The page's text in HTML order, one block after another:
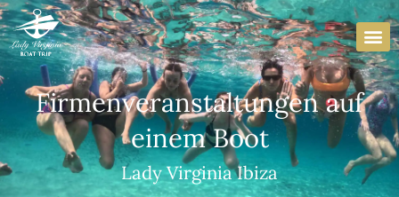
Zum
Inhalt
springen
Firmenveranstaltungen auf
einem Boot
Lady Virginia Ibiza